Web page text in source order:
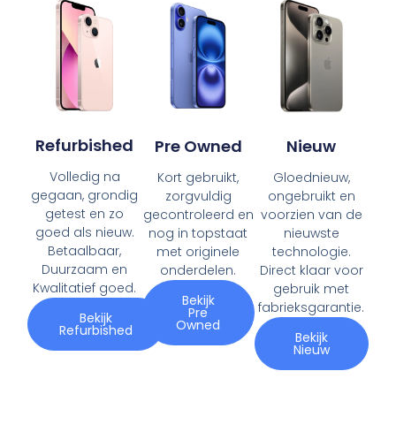
Refurbished
Volledig na
gegaan, grondig
getest en zo
goed als nieuw.
Betaalbaar,
Duurzaam en
Kwalitatief goed.
Bekijk
Refurbished
Pre Owned
Kort gebruikt,
zorgvuldig
gecontroleerd en
nog in topstaat
met originele
onderdelen.
Bekijk
Pre
Owned
Nieuw
Gloednieuw,
ongebruikt en
voorzien van de
nieuwste
technologie.
Direct klaar voor
gebruik met
fabrieksgarantie.
Bekijk
Nieuw